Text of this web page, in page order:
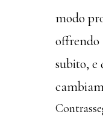
modo
offrendo
subito,